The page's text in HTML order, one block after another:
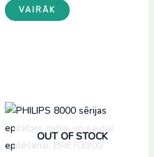
VAIRĀK
OUT OF STOCK